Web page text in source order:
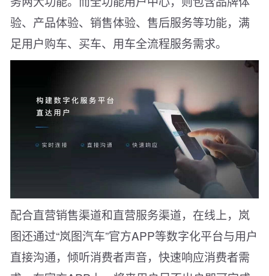
验、产品体验、销售体验、售后服务等功能，满
足用户购车、买车、用车全流程服务需求。
配合直营销售渠道和直营服务渠道，在线上，岚
图还通过“岚图汽车”官方APP等数字化平台与用户
直接沟通，倾听消费者声音，快速响应消费者需